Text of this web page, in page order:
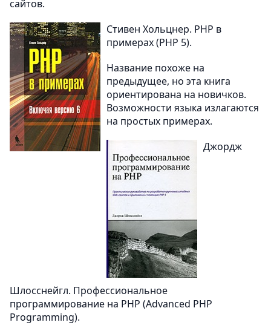
сайтов.
Стивен Хольцнер. PHP в
примерах (РНР 5).
Название похоже на
предыдущее, но эта книга
ориентирована на новичков.
Возможности языка излагаются
на простых примерах.
Джордж
Шлосснейгл. Профессиональное
программирование на PHP (Advanced PHP
Programming).